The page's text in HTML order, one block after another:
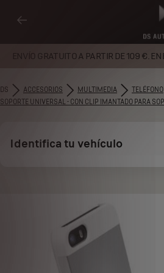
ENVÍO GRATUITO A PARTIR DE 109 €.
DS ACCESORIOS MULTIMEDIA
TELÉFONO
SOPORTE UNIVERSAL - CON CLIP IMANTADO PARA
Identifica tu vehículo